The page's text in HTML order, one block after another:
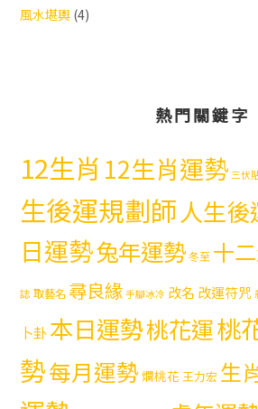
風水堪輿 (4)
熱門關鍵字
12生肖 12生肖運勢 三伏
生後運規劃師人生
日運勢兔年運勢冬至 十
誌 取藝名 尋良緣 手腳冰冷 改名 改運符咒
卜卦本日運勢桃花運桃
勢每月運勢 爛桃花 王力宏 生